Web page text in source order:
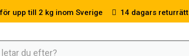
upp till 2 kg inom Sverige 14 dagars returrätt